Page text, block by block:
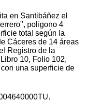
en Santibáñez el
polígono 4
total según la
Cáceres de 14 áreas
Registro de la
10, Folio 102,
una superficie de